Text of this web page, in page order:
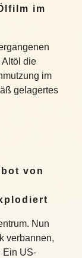
im
die
im
gelagertes
von
Nun
verbannen,
Ein US-